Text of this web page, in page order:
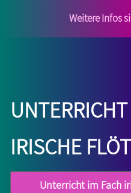
Weitere Infos
Unterricht
irische
Unterricht im Fach